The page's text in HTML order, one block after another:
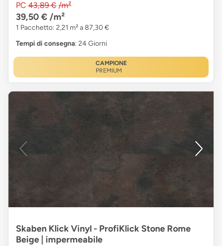
PC 43,89 € /m²
39,50 € /m²
1 Pacchetto: 2,21 m² a 87,30 €
Tempi di consegna: 24 Giorni
CAMPIONE
PREMIUM
Skaben Klick Vinyl - ProfiKlick Stone Rome
Beige | impermeabile